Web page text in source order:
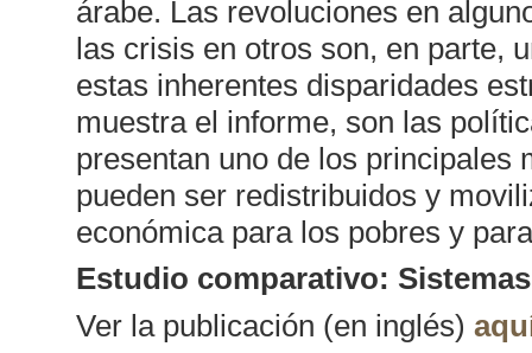
árabe. Las revoluciones en
las crisis en otros son, en parte,
estas inherentes disparidades
muestra el informe, son las
presentan uno de los principales
pueden ser redistribuidos y
económica para los pobres y
Estudio comparativo:
Ver la publicación (en inglés)